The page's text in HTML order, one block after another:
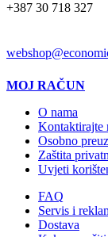
+387 30 718 327
MOJ RAČUN
O nama
Kontaktirajte
Osobno
Zaštita
Uvjeti
FAQ
Servis i
Dostava